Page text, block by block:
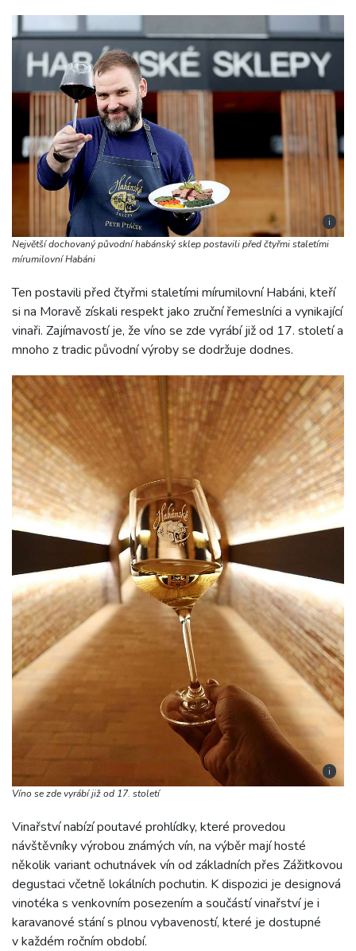
i
Největší dochovaný původní habánský sklep postavili před čtyřmi staletími
mírumilovní Habáni
Ten postavili před čtyřmi staletími mírumilovní Habáni, kteří
si na Moravě získali respekt jako zruční řemeslníci a vynikající
vinaři. Zajímavostí je, že víno se zde vyrábí již od 17. století a
mnoho z tradic původní výroby se dodržuje dodnes.
i
Víno se zde vyrábí již od 17. století
Vinařství nabízí poutavé prohlídky, které provedou
návštěvníky výrobou známých vín, na výběr mají hosté
několik variant ochutnávek vín od základních přes Zážitkovou
degustaci včetně lokálních pochutin. K dispozici je designová
vinotéka s venkovním posezením a součástí vinařství je i
karavanové stání s plnou vybaveností, které je dostupné
v každém ročním období.